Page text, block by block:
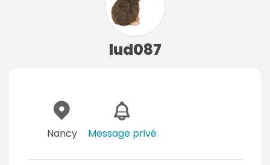
lud087
Nancy Message privé